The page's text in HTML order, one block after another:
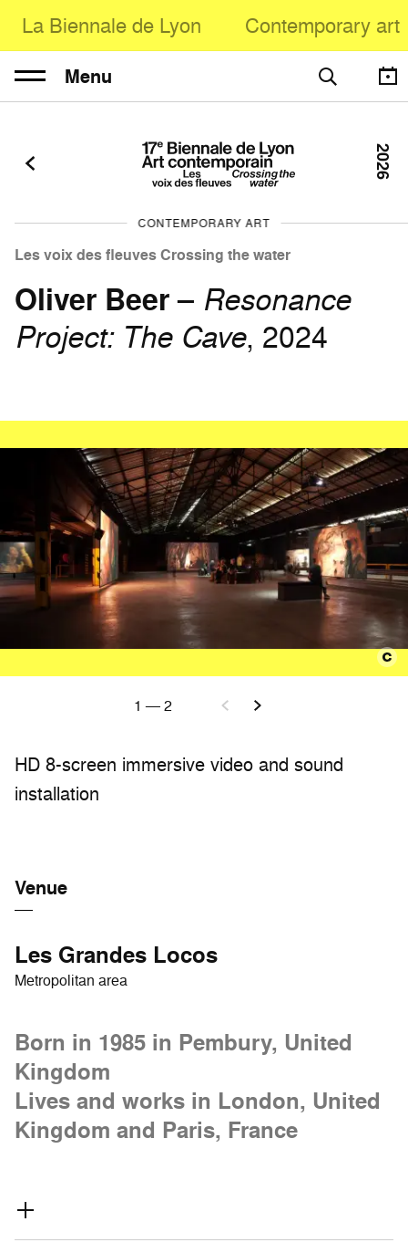
La Biennale de Lyon Contemporary art
Menu
CONTEMPORARY ART
Les voix des fleuves Crossing the water
Oliver Beer– Resonance
Project: The Cave, 2024
2026
HD 8-screen immersive video and sound
installation
1 —2
Venue
Les Grandes Locos
Metropolitan area
Born in 1985 in Pembury, United
Kingdom
Lives and works in London, United
Kingdom and Paris, France